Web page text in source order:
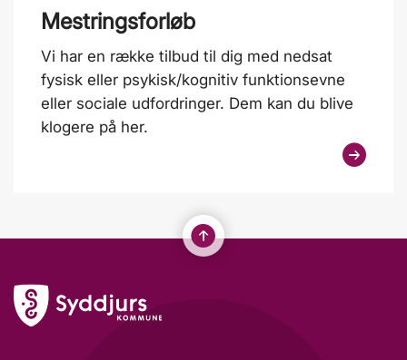
Mestringsforløb
Vi har en række tilbud til dig med nedsat
fysisk eller psykisk/kognitiv funktionsevne
eller sociale udfordringer. Dem kan du blive
klogere på her.